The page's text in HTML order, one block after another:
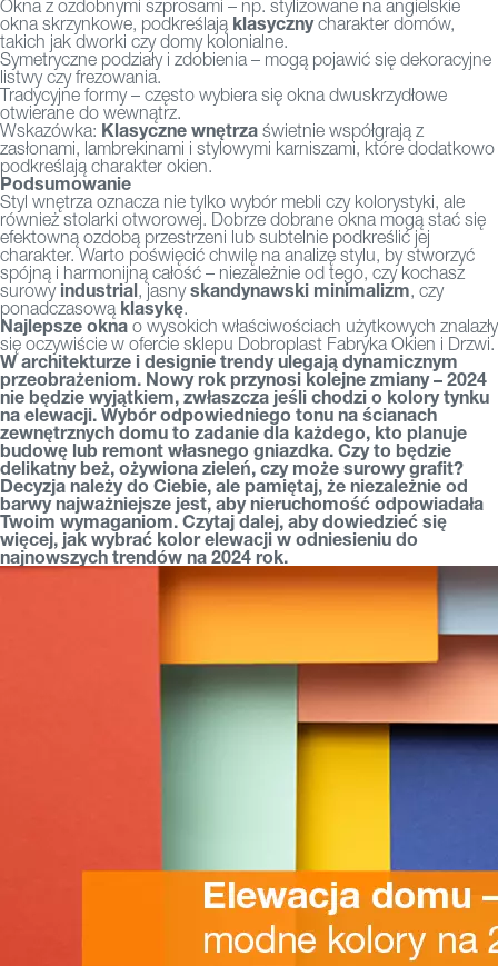
Okna z ozdobnymi szprosami – np. stylizowane na angielskie
okna skrzynkowe, podkreślają klasycznycharakter domów,
takich jak dworki czy domy kolonialne.
Symetryczne podziały i zdobienia – mogą pojawić się dekoracyjne
listwy czy frezowania.
Tradycyjne formy – często wybiera się okna dwuskrzydłowe
otwierane do wewnątrz.
Wskazówka: Klasyczne wnętrza świetnie współgrają z
zasłonami, lambrekinami i stylowymi karniszami, które dodatkowo
podkreślają charakter okien.
Podsumowanie
Styl wnętrza oznacza nie tylko wybór mebli czy kolorystyki, ale
również stolarki otworowej. Dobrze dobrane okna mogą stać się
efektowną ozdobą przestrzeni lub subtelnie podkreślić jej
charakter. Warto poświęcić chwilę na analizę stylu, by stworzyć
spójną i harmonijną całość – niezależnie od tego, czy kochasz
surowy industrial, jasnyskandynawski minimalizm, czy
ponadczasową klasykę.
Najlepsze okna o wysokich właściwościach użytkowych znalazły
się oczywiście w ofercie sklepu Dobroplast Fabryka Okien i Drzwi.
W architekturze i designie trendy ulegają dynamicznym
przeobrażeniom. Nowy rok przynosi kolejne zmiany – 2024
nie będzie wyjątkiem, zwłaszcza jeśli chodzi o kolory tynku
na elewacji. Wybór odpowiedniego tonu na ścianach
zewnętrznych domu to zadanie dla każdego, kto planuje
budowę lub remont własnego gniazdka. Czy to będzie
delikatny beż, ożywiona zieleń, czy może surowy grafit?
Decyzja należy do Ciebie, ale pamiętaj, że niezależnie od
barwy najważniejsze jest, aby nieruchomość odpowiadała
Twoim wymaganiom. Czytaj dalej, aby dowiedzieć się
więcej, jak wybrać kolor elewacji w odniesieniu do
najnowszych trendów na 2024 rok.